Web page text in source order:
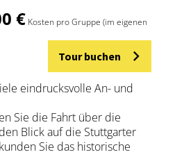
€ Kosten pro Gruppe (im eigenen
Tour buchen
eindrucksvolle An- und
Sie die Fahrt über die
Blick auf die Stuttgarter
Sie das historische